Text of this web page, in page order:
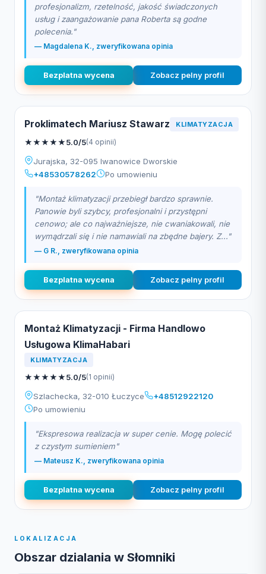
profesjonalizm, rzetelność, jakość świadczonych
usług i zaangażowanie pana Roberta są godne
polecenia."
— Magdalena K., zweryfikowana opinia
Bezplatna wycena Zobacz pelny profil
Proklimatech Mariusz Stawarz KLIMATYZACJA
★★★★★5.0/5(4 opinii)
Jurajska, 32-095 Iwanowice Dworskie
+48530578262
Po umowieniu
"Montaż klimatyzacji przebiegł bardzo sprawnie.
Panowie byli szybcy, profesjonalni i przystępni
cenowo; ale co najważniejsze, nie cwaniakowali, nie
wymądrzali się i nie namawiali na zbędne bajery. Z..."
— G R., zweryfikowana opinia
Bezplatna wycena Zobacz pelny profil
Montaż Klimatyzacji - Firma Handlowo
Usługowa KlimaHabari
KLIMATYZACJA
★★★★★5.0/5(1 opinii)
Szlachecka, 32-010 Łuczyce
+48512922120
Po umowieniu
"Ekspresowa realizacja w super cenie. Mogę polecić
z czystym sumieniem"
— Mateusz K., zweryfikowana opinia
Bezplatna wycena Zobacz pelny profil
LOKALIZACJA
Obszar dzialania w Słomniki